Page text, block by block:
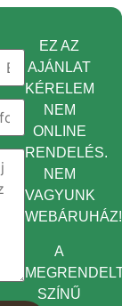
EZ AZ
AJÁNLAT
KÉRELEM
NEM
ONLINE
RENDELÉS.
NEM
VAGYUNK
WEBÁRUHÁZ!
A
SZÍNŰ